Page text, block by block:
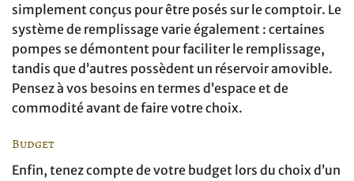
simplement conçus pour être posés sur le comptoir. Le
système de remplissage varie également : certaines
pompes se démontent pour faciliter le remplissage,
tandis que d’autres possèdent un réservoir amovible.
Pensez à vos besoins en termes d’espace et de
commodité avant de faire votre choix.
Budget
Enfin, tenez compte de votre budget lors du choix d’un